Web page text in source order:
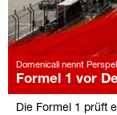
Domenicali nennt
Formel 1 vor
Die Formel 1 prüft